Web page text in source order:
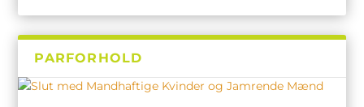
PARFORHOLD